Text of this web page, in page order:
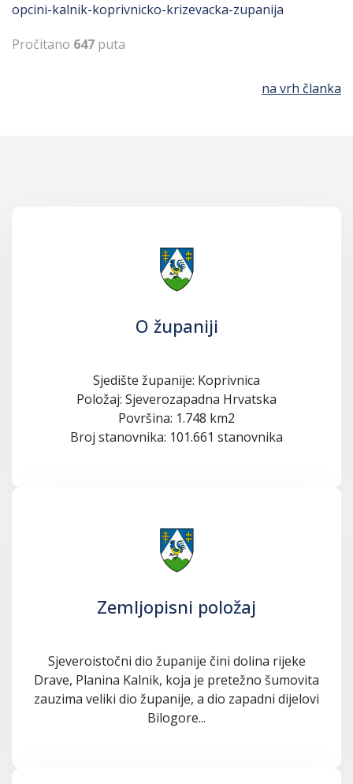
opcini-kalnik-koprivnicko-krizevacka-zupanija
Pročitano 647 puta
na vrh članka
O županiji
Sjedište županije: Koprivnica
Položaj: Sjeverozapadna Hrvatska
Površina: 1.748 km2
Broj stanovnika: 101.661 stanovnika
Zemljopisni položaj
Sjeveroistočni dio županije čini dolina rijeke
Drave, Planina Kalnik, koja je pretežno šumovita
zauzima veliki dio županije, a dio zapadni dijelovi
Bilogore...